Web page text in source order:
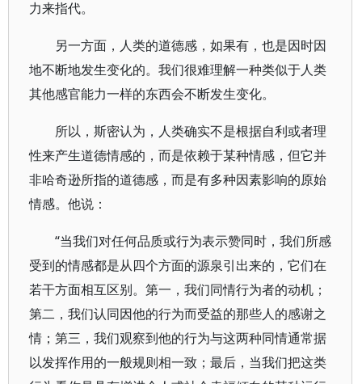
力来指代。
另一方面，人类的道德感，如果有，也是因时因
地不断地发生变化的。我们很难理解一种类似于人类
其他感官能力一样的东西会不断发生变化。
所以，斯密认为，人类确实不是根据自利或者理
性来产生道德情感的，而是依赖于某种情感，但它并
非哈奇逊所指的道德感，而是有多种因素影响的原始
情感。他说：
“当我们对任何品质或行为表示赞同时，我们所感
受到的情感都是从四个方面的源泉引出来的，它们在
若干方面相互区别。第一，我们同情行为者的动机；
第二，我们认同因他的行为而受益的那些人的感谢之
情；第三，我们观察到他的行为与这两种同情通常据
以发挥作用的一般规则相一致；最后，当我们把这类